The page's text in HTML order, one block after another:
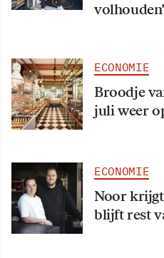
volhouden’
ECONOMIE
Broodje
juli weer
ECONOMIE
Noor
blijft rest